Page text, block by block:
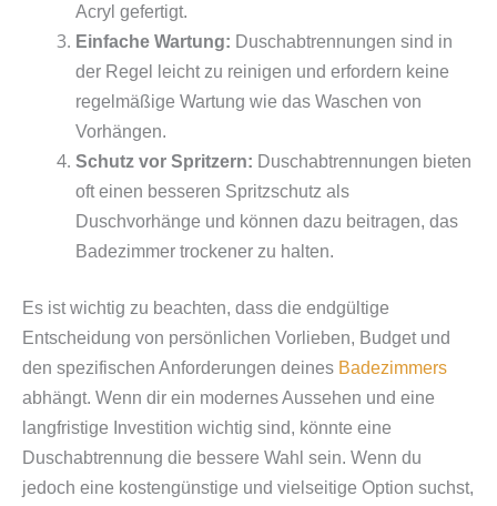
Acryl gefertigt.
Einfache Wartung: Duschabtrennungen sind in
der Regel leicht zu reinigen und erfordern keine
regelmäßige Wartung wie das Waschen von
Vorhängen.
Schutz vor Spritzern: Duschabtrennungen bieten
oft einen besseren Spritzschutz als
Duschvorhänge und können dazu beitragen, das
Badezimmer trockener zu halten.
Es ist wichtig zu beachten, dass die endgültige
Entscheidung von persönlichen Vorlieben, Budget und
den spezifischen Anforderungen deines Badezimmers
abhängt. Wenn dir ein modernes Aussehen und eine
langfristige Investition wichtig sind, könnte eine
Duschabtrennung die bessere Wahl sein. Wenn du
jedoch eine kostengünstige und vielseitige Option suchst,